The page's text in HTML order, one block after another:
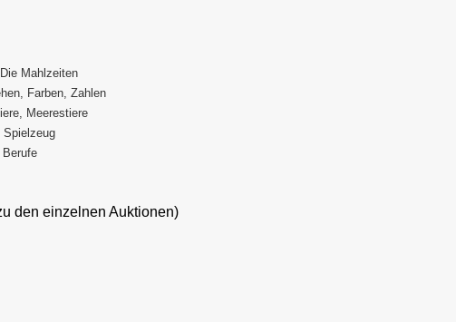
Mahlzeiten
Farben, Zahlen
Meerestiere
Spielzeug
den einzelnen Auktionen)